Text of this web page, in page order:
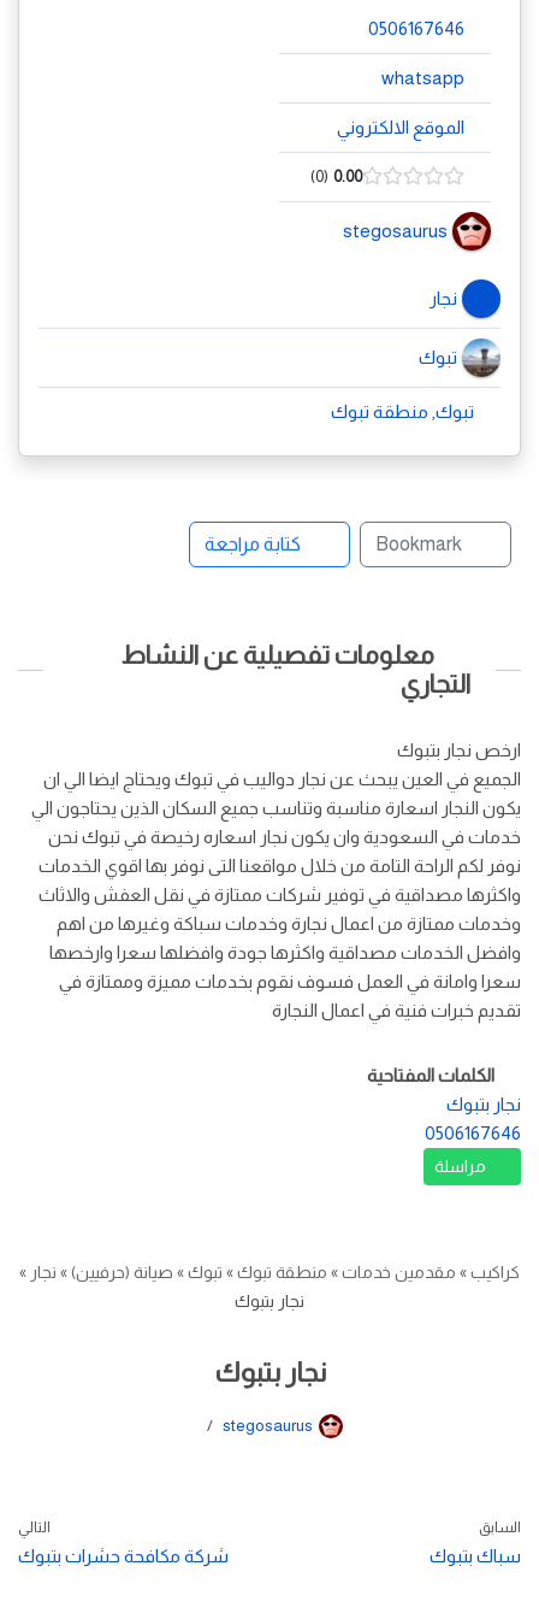
0506167646
whatsapp
الموقع الالكتروني
0.00
0
stegosaurus
نجار
تبوك
تبوك, منطقة تبوك
Bookmark كتابة مراجعة
معلومات تفصيلية عن النشاط
التجاري
ارخص نجار بتبوك
الجميع في العين يبحث عن نجار دواليب في تبوك ويحتاج ايضا الي ان
يكون النجار اسعارة مناسبة وتناسب جميع السكان الذين يحتاجون الي
خدمات في السعودية وان يكون نجار اسعاره رخيصة في تبوك نحن
نوفر لكم الراحة التامة من خلال مواقعنا التى نوفر بها اقوي الخدمات
واكثرها مصداقية في توفير شركات ممتازة في نقل العفش والاثاث
وخدمات ممتازة من اعمال نجارة وخدمات سباكة وغيرها من اهم
وافضل الخدمات مصداقية واكثرها جودة وافضلها سعرا وارخصها
سعرا وامانة في العمل فسوف نقوم بخدمات مميزة وممتازة في
تقديم خبرات فنية في اعمال النجارة
الكلمات المفتاحية
نجار بتبوك
0506167646
مراسلة
كراكيب» مقدمين خدمات» منطقة تبوك» تبوك» صيانة (حرفيين)» نجار »
نجار بتبوك
نجار بتبوك
stegosaurus
السابق
سباك بتبوك
التالي
شركة مكافحة حشرات بتبوك